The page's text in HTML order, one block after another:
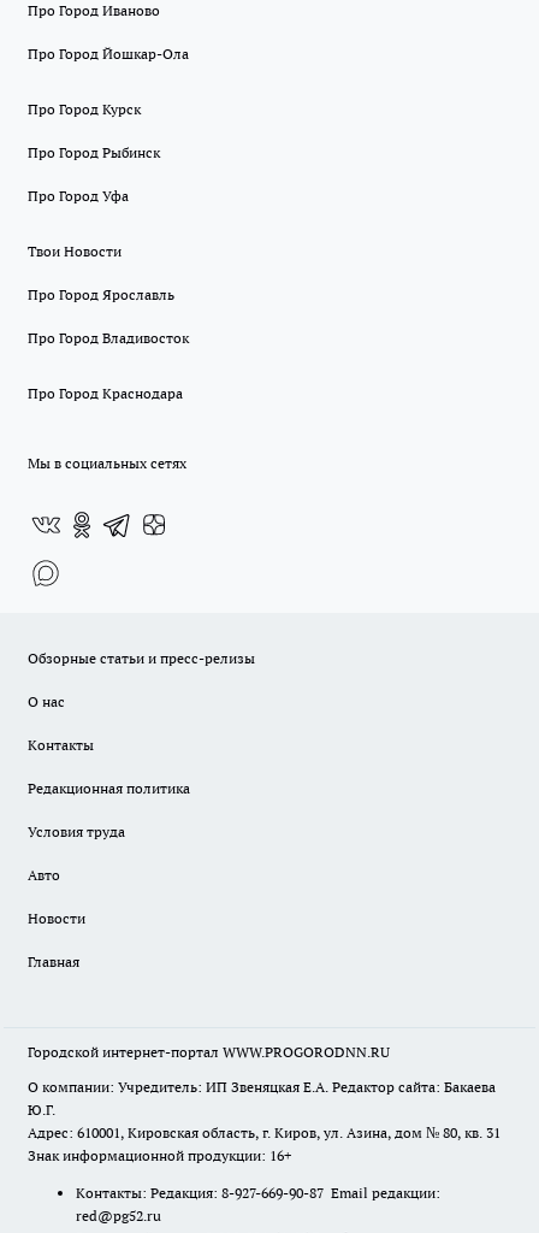
Про Город Иваново
Про Город Йошкар-Ола
Про Город Курск
Про Город Рыбинск
Про Город Уфа
Твои Новости
Про Город Ярославль
Про Город Владивосток
Про Город Краснодара
Мы в социальных сетях
Обзорные статьи и пресс-релизы
О нас
Контакты
Редакционная политика
Условия труда
Авто
Новости
Главная
Городской интернет-портал WWW.PROGORODNN.RU
О компании: Учредитель: ИП Звеняцкая Е.А. Редактор сайта: Бакаева
Ю.Г.
Адрес: 610001, Кировская область, г. Киров, ул. Азина, дом № 80, кв. 31
Знак информационной продукции: 16+
Контакты: Редакция: 8-927-669-90-87 Email редакции:
red@pg52.ru